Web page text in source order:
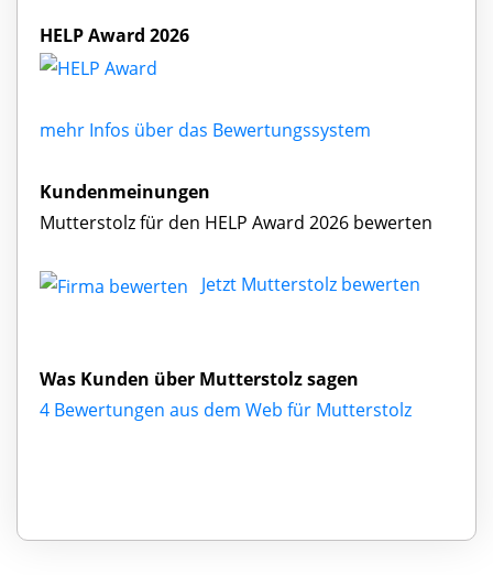
HELP Award 2026
mehr Infos über das Bewertungssystem
Kundenmeinungen
Mutterstolz für den HELP Award 2026 bewerten
Jetzt Mutterstolz bewerten
Was Kunden über Mutterstolz sagen
4 Bewertungen aus dem Web für Mutterstolz